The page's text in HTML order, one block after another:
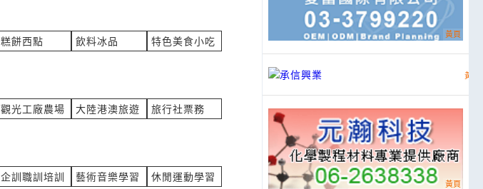
印製名片詢價費用
***i8902198716@gmail.com
來自:陳OO 詢價
時間:08/05 17:44
立即報價
糕餅西點 飲料冰品 特色美食小吃
觀光工廠農場 大陸港澳旅遊 旅行社票務
企訓職訓培訓 藝術音樂學習 休閒運動學習